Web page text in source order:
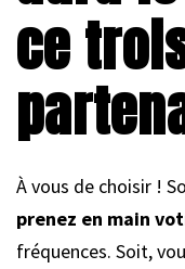
ce
À vous de choisir !
prenez en main
fréquences. Soit,